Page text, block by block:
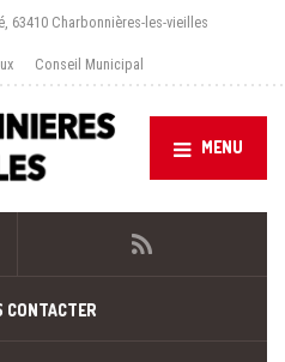
63410 Charbonnières-les-vieilles
Conseil Municipal
MENU
CONTACTER